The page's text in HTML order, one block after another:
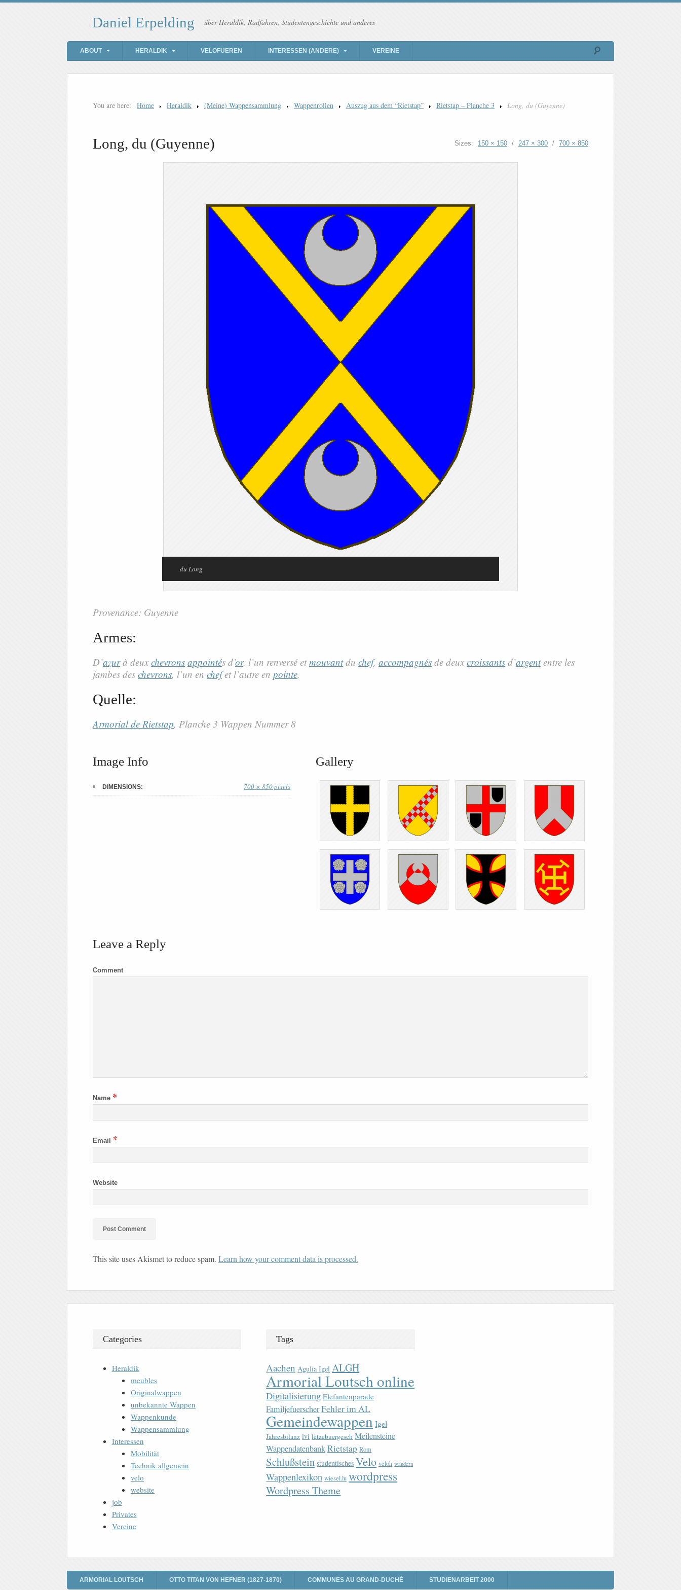
Daniel Erpelding über Heraldik, Radfahren, Studentengeschichte und anderes
ABOUT HERALDIK VELOFUEREN INTERESSEN (ANDERE) VEREINE
You are here: Home Heraldik (Meine) Wappensammlung Wappenrollen Auszug aus dem “Rietstap” Rietstap – Planche 3 Long, du (Guyenne)
Long, du (Guyenne) Sizes: 150 × 150 / 247 × 300 / 700 × 850
du Long
Provenance: Guyenne
Armes:
D’azurà deuxchevrons appointés d’or, l’un renversé etmouvantdu chef, accompagnés de deuxcroissants d’argententre les
jambes des chevrons, l’un en chefet l’autre en pointe.
Quelle:
Armorial de Rietstap, Planche 3 Wappen Nummer 8
Image Info
DIMENSIONS: 700 × 850 pixels
Gallery
Leave a Reply
Comment
Name *
Email *
Website
This site uses Akismet to reduce spam. Learn how your comment data is processed.
Categories
Heraldik
meubles
Originalwappen
unbekannte Wappen
Wappenkunde
Wappensammlung
Interessen
Mobilität
Technik allgemein
velo
website
job
Privates
Vereine
Tags
Aachen Agulia Igel ALGH
Armorial Loutsch online
Digitalisierung Elefantenparade
FamiljefuerscherFehler im AL
Gemeindewappen Igel
Jahresbilanz lvi lëtzebuergesch Meilensteine
WappendatenbankRietstap Rom
Schlußstein studentisches Velo veloh wandern
Wappenlexikon wiesel.lu wordpress
Wordpress Theme
ARMORIAL LOUTSCH OTTO TITAN VON HEFNER (1827-1870) COMMUNES AU GRAND-DUCHÉ STUDIENARBEIT 2000